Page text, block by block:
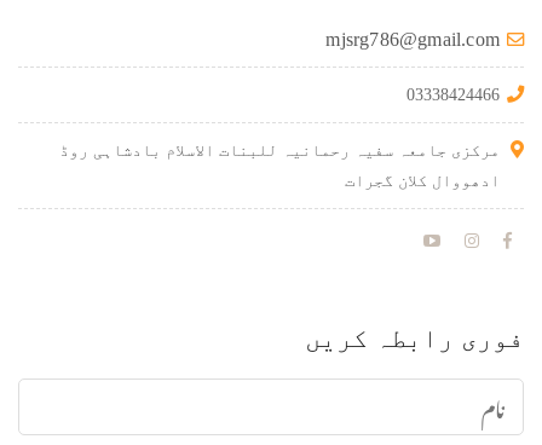
mjsrg786@gmail.com
03338424466
مرکزی جامعہ سفیہ رحمانیہ للبنات الاسلام بادشاہی روڈ
ادھووال کلان گجرات
فوری رابطہ کریں